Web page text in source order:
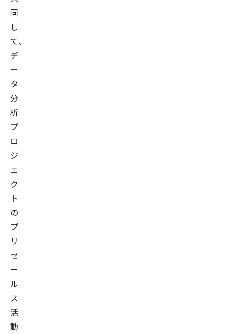
同
し
て、
デ
ー
タ
分
析
プ
ロ
ジ
ェ
ク
ト
の
プ
リ
セ
ー
ル
ス
活
動